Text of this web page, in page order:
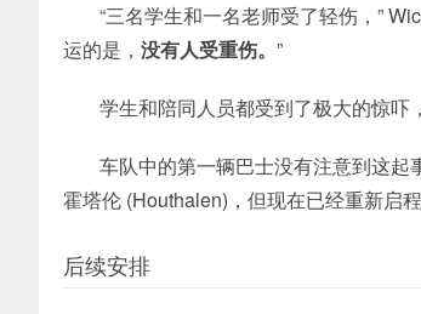
“三名学生和一名老师受了轻伤，”
运的是， 没有人受重伤。 ”
学生和陪同人员都受到了极大的惊吓
车队中的第一辆巴士没有注意到这
霍塔伦 (Houthalen)，但现在已经重新启程
后续安排